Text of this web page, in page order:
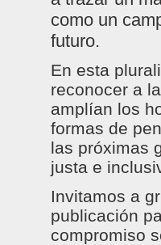
como un
futuro.
En esta
reconocer a
amplían los
formas de
las próximas
justa e
Invitamos a
publicación
compromiso